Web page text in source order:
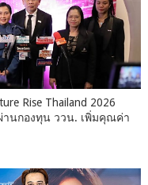
Rise Thailand 2026
นกองทุน ววน. เพิ่มคุณค่า